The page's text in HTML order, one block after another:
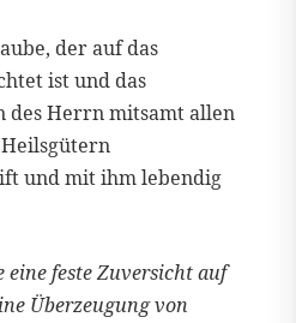
der auf das
ist und das
des Herrn mitsamt allen
und mit ihm lebendig
eine feste Zuversicht auf
Überzeugung von